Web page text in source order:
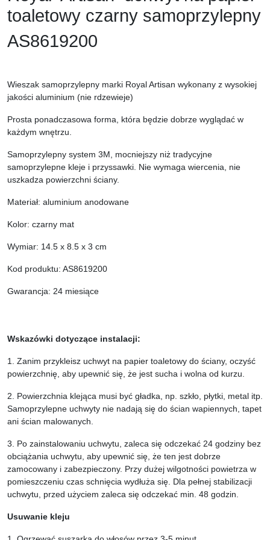
toaletowy czarny samoprzylepny
AS8619200
Wieszak samoprzylepny marki Royal Artisan wykonany z wysokiej
jakości aluminium (nie rdzewieje)
Prosta ponadczasowa forma, która będzie dobrze wyglądać w
każdym wnętrzu.
Samoprzylepny system 3M, mocniejszy niż tradycyjne
samoprzylepne kleje i przyssawki. Nie wymaga wiercenia, nie
uszkadza powierzchni ściany.
Materiał: aluminium anodowane
Kolor: czarny mat
Wymiar: 14.5 x 8.5 x 3 cm
Kod produktu: AS8619200
Gwarancja: 24 miesiące
Wskazówki dotyczące instalacji:
1. Zanim przykleisz uchwyt na papier toaletowy do ściany, oczyść
powierzchnię, aby upewnić się, że jest sucha i wolna od kurzu.
2. Powierzchnia klejąca musi być gładka, np. szkło, płytki, metal itp.
Samoprzylepne uchwyty nie nadają się do ścian wapiennych, tapet
ani ścian malowanych.
3. Po zainstalowaniu uchwytu, zaleca się odczekać 24 godziny bez
obciążania uchwytu, aby upewnić się, że ten jest dobrze
zamocowany i zabezpieczony. Przy dużej wilgotności powietrza w
pomieszczeniu czas schnięcia wydłuża się. Dla pełnej stabilizacji
uchwytu, przed użyciem zaleca się odczekać min. 48 godzin.
Usuwanie kleju